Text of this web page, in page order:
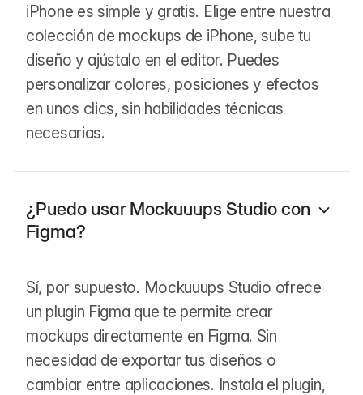
iPhone es simple y gratis. Elige entre nuestra
colección de mockups de iPhone, sube tu
diseño y ajústalo en el editor. Puedes
personalizar colores, posiciones y efectos
en unos clics, sin habilidades técnicas
necesarias.
¿Puedo usar Mockuuups Studio con
Figma?
Sí, por supuesto. Mockuuups Studio ofrece
un plugin Figma que te permite crear
mockups directamente en Figma. Sin
necesidad de exportar tus diseños o
cambiar entre aplicaciones. Instala el plugin,